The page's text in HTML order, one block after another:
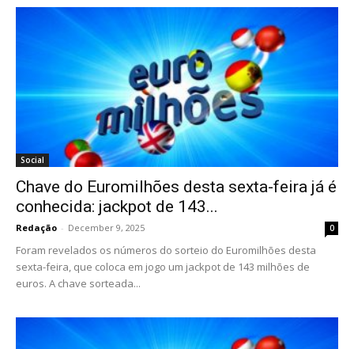
Social
Chave do Euromilhões desta sexta-feira já é
conhecida: jackpot de 143...
Redação - December 9, 2025 0
Foram revelados os números do sorteio do Euromilhões desta
sexta-feira, que coloca em jogo um jackpot de 143 milhões de
euros. A chave sorteada...